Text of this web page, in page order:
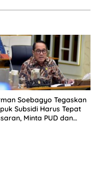
Soebagyo Tegaskan
Subsidi Harus Tepat
Minta PUD dan